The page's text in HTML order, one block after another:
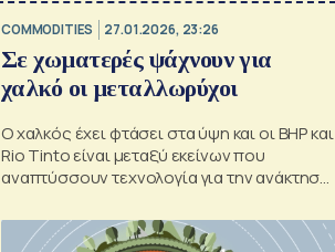
COMMODITIES 27.01.2026, 23:26
Σε χωματερές ψάχνουν για
χαλκό οι μεταλλωρύχοι
Ο χαλκός έχει φτάσει στα ύψη και οι BHP και
Rio Tinto είναι μεταξύ εκείνων που
αναπτύσσουν τεχνολογία για την ανάκτηση
τοποθεσίες